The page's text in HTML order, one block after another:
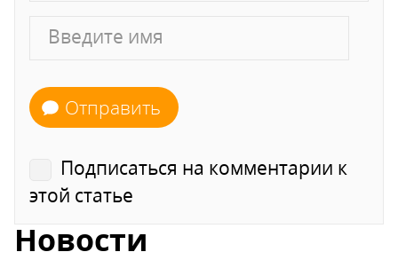
Отправить
Подписаться на комментарии к
этой статье
Новости